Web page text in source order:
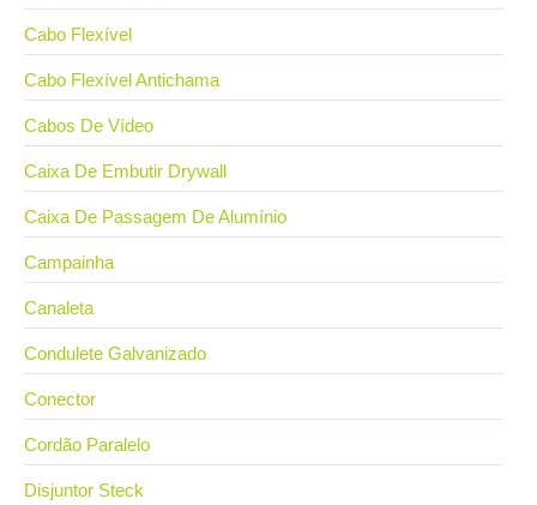
Cabo Flexível
Cabo Flexível Antichama
Cabos De Vídeo
Caixa De Embutir Drywall
Caixa De Passagem De Alumínio
Campainha
Canaleta
Condulete Galvanizado
Conector
Cordão Paralelo
Disjuntor Steck